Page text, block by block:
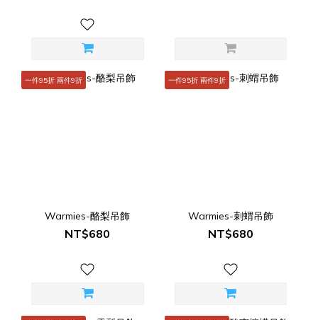
一件95折 兩件9折
Warmies-酪梨吊飾
NT$680
一件95折 兩件9折
Warmies-刺蝟吊飾
NT$680